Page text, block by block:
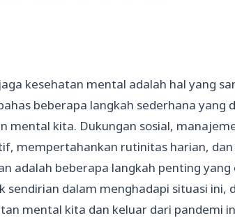
kesehatan mental adalah hal yang
beberapa langkah sederhana yang
mental kita. Dukungan sosial,
mempertahankan rutinitas harian,
adalah beberapa langkah penting
sendirian dalam menghadapi situasi ini,
mental kita dan keluar dari pandemi